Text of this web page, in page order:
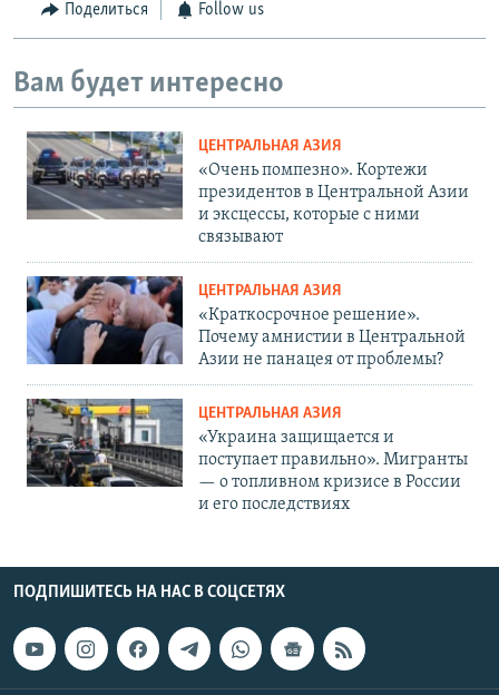
Поделиться Follow us
Вам будет интересно
ЦЕНТРАЛЬНАЯ АЗИЯ
«Очень помпезно». Кортежи
президентов в Центральной Азии
и эксцессы, которые с ними
связывают
ЦЕНТРАЛЬНАЯ АЗИЯ
«Краткосрочное решение».
Почему амнистии в Центральной
Азии не панацея от проблемы?
ЦЕНТРАЛЬНАЯ АЗИЯ
«Украина защищается и
поступает правильно». Мигранты
— о топливном кризисе в России
и его последствиях
ПОДПИШИТЕСЬ НА НАС В СОЦСЕТЯХ